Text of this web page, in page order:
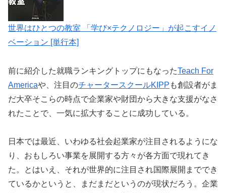
世界はひとつの教室 「学び×テクノロジー」が起こすイノ
ベーション [単行本]
前に紹介した就職ランキングトップにもなったTeach For
Americaや、注目のチャータースクールKIPP も創設者がま
だ大卒そこらの時点で企業家や財団から大きな支援がなさ
れたことで、一気に拡大することに成功している。
日本では最近、いわゆる社会起業家が注目されるようにな
り、おもしろい事業を展開する方々が各方面で現れてき
た。とはいえ、それが世界的に注目され国際展開まででき
ているかというと、まだまだというのが現状だろう。企業